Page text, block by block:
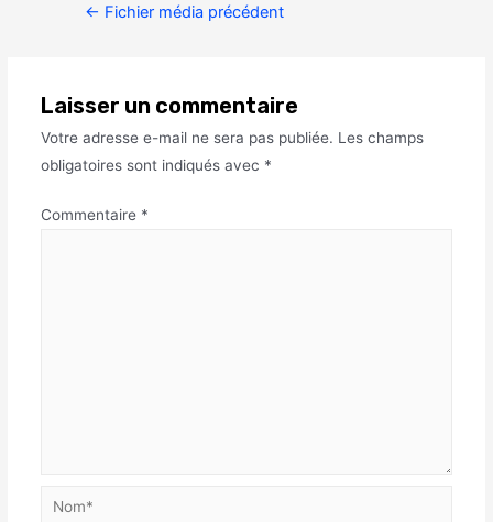
← Fichier média précédent
Laisser un commentaire
Votre adresse e-mail ne sera pas publiée. Les champs
obligatoires sont indiqués avec *
Commentaire *